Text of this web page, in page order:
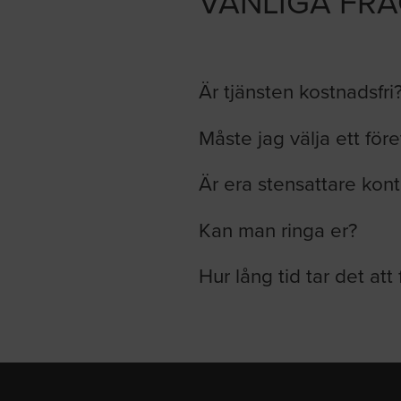
Är tjänsten
Måste jag välja ett
Är era stensattare
Kan man ringa er?
Hur lång tid tar det att